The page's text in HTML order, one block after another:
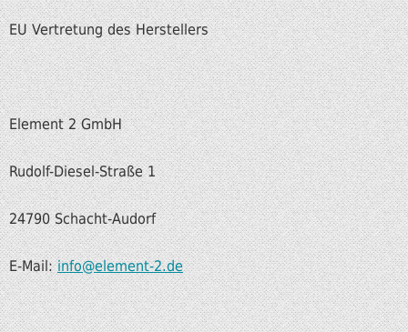
EU Vertretung des Herstellers
Element 2 GmbH
Rudolf-Diesel-Straße 1
24790 Schacht-Audorf
E-Mail:info@element-2.de